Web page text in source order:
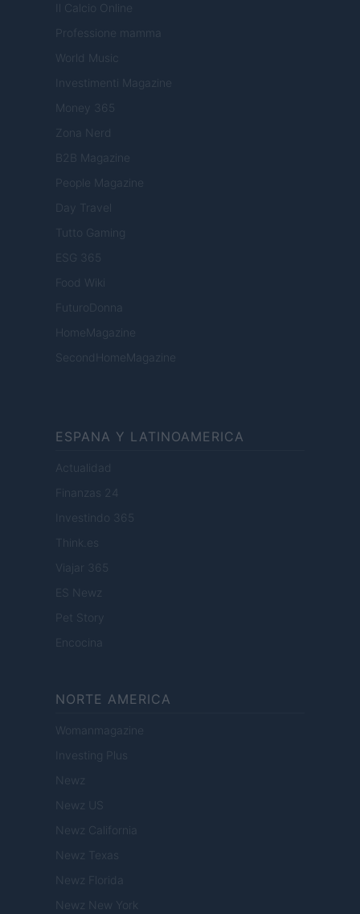
Il Calcio Online
Professione mamma
World Music
Investimenti Magazine
Money 365
Zona Nerd
B2B Magazine
People Magazine
Day Travel
Tutto Gaming
ESG 365
Food Wiki
FuturoDonna
HomeMagazine
SecondHomeMagazine
ESPANA Y LATINOAMERICA
Actualidad
Finanzas 24
Investindo 365
Think.es
Viajar 365
ES Newz
Pet Story
Encocina
NORTE AMERICA
Womanmagazine
Investing Plus
Newz
Newz US
Newz California
Newz Texas
Newz Florida
Newz New York